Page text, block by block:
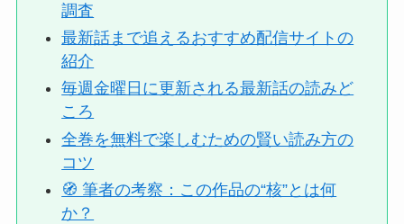
調査
最新話まで追えるおすすめ配信サイトの
紹介
毎週金曜日に更新される最新話の読みど
ころ
全巻を無料で楽しむための賢い読み方の
コツ
🧭 筆者の考察：この作品の“核”とは何
か？